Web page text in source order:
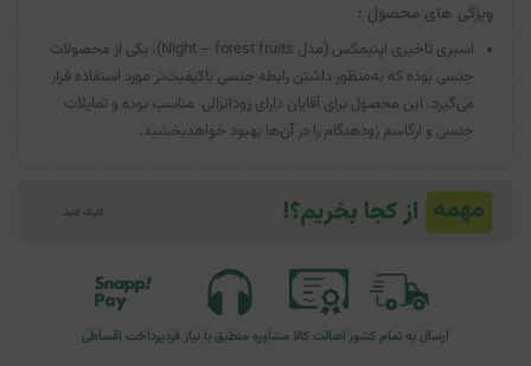
ویژگی های محصول :
اسپری تاخیری اپتیمکس (مدل Night – forest fruits)، یکی از محصولات
جنسی بوده که به‌منظور داشتن رابطه جنسی با‌کیفیت‌تر مورد استفاده قرار
می‌گیرد. این محصول برای آقایان دارای زودانزالی مناسب بوده و تمایلات
جنسی و ارگاسم زودهنگام را در آن‌ها بهبود خواهدبخشید.
ارسال به تمام کشوراصالت کالا مشاوره منطبق با نیاز فردپرداخت اقساطی